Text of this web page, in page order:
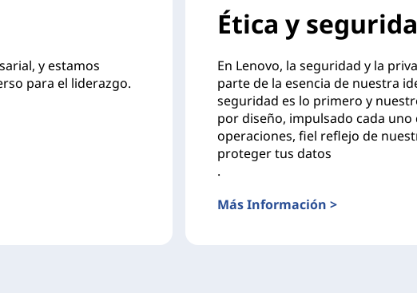
y estamos
para el liderazgo.
Ética y
En Lenovo, la seguridad y la
parte de la esencia de nuestra
seguridad es lo primero y
por diseño, impulsado cada
operaciones, fiel reflejo de
proteger tus datos
.
Más Información >